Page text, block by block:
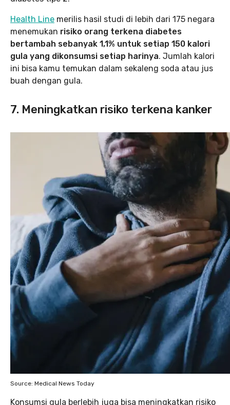
Health Line merilis hasil studi di lebih dari 175 negara
menemukan risiko orang terkena diabetes
bertambah sebanyak 1,1% untuk setiap 150 kalori
gula yang dikonsumsi setiap harinya. Jumlah kalori
ini bisa kamu temukan dalam sekaleng soda atau jus
buah dengan gula.
7. Meningkatkan risiko terkena kanker
Source: Medical News Today
Konsumsi gula berlebih juga bisa meningkatkan risiko